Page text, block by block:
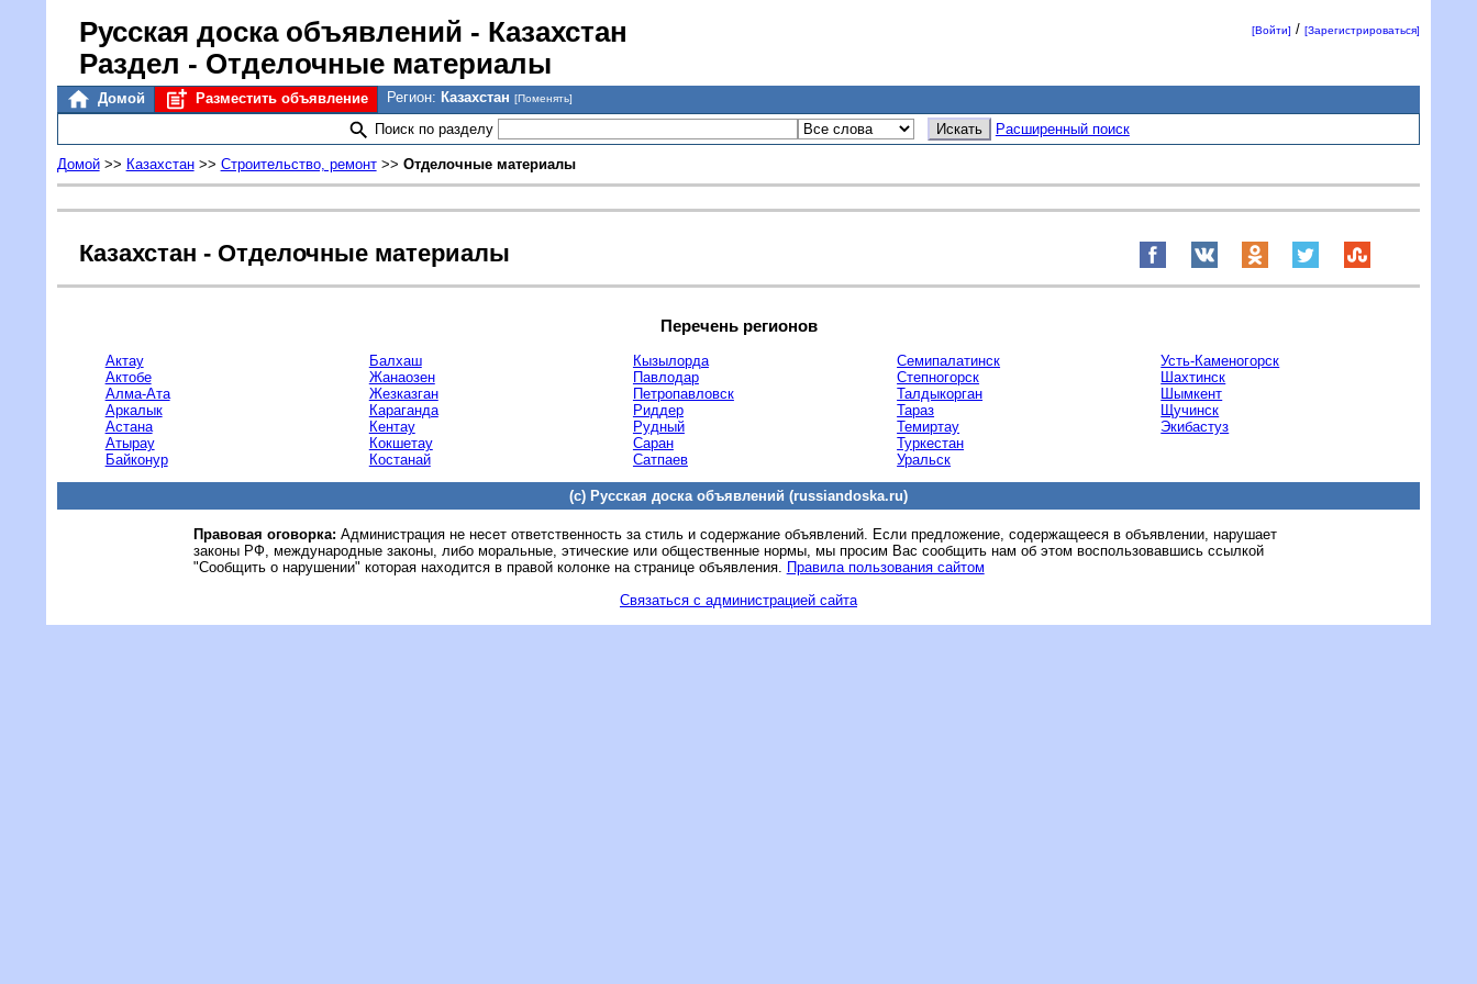
Русская доска объявлений - Казахстан
Раздел - Отделочные материалы
[Войти] /[Зарегистрироваться]
Домой Разместить объявление Регион: Казахстан [Поменять]
Поиск по разделу Расширенный поиск
Домой>> Казахстан>> Строительство, ремонт>> Отделочные материалы
Казахстан - Отделочные материалы
Перечень регионов
Актау
Актобе
Алма-Ата
Аркалык
Астана
Атырау
Байконур
Балхаш
Жанаозен
Жезказган
Караганда
Кентау
Кокшетау
Костанай
Кызылорда
Павлодар
Петропавловск
Риддер
Рудный
Саран
Сатпаев
Семипалатинск
Степногорск
Талдыкорган
Тараз
Темиртау
Туркестан
Уральск
Усть-Каменогорск
Шахтинск
Шымкент
Щучинск
Экибастуз
(c) Русская доска объявлений (russiandoska.ru)
Правовая оговорка: Администрация не несет ответственность за стиль и содержание объявлений. Если предложение, содержащееся в объявлении, нарушает
законы РФ, международные законы, либо моральные, этические или общественные нормы, мы просим Вас сообщить нам об этом воспользовавшись ссылкой
"Сообщить о нарушении" которая находится в правой колонке на странице объявления. Правила пользования сайтом
Связаться с администрацией сайта